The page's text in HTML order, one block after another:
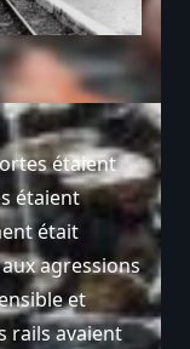
étaient
étaient
était
agressions
et
rails avaient